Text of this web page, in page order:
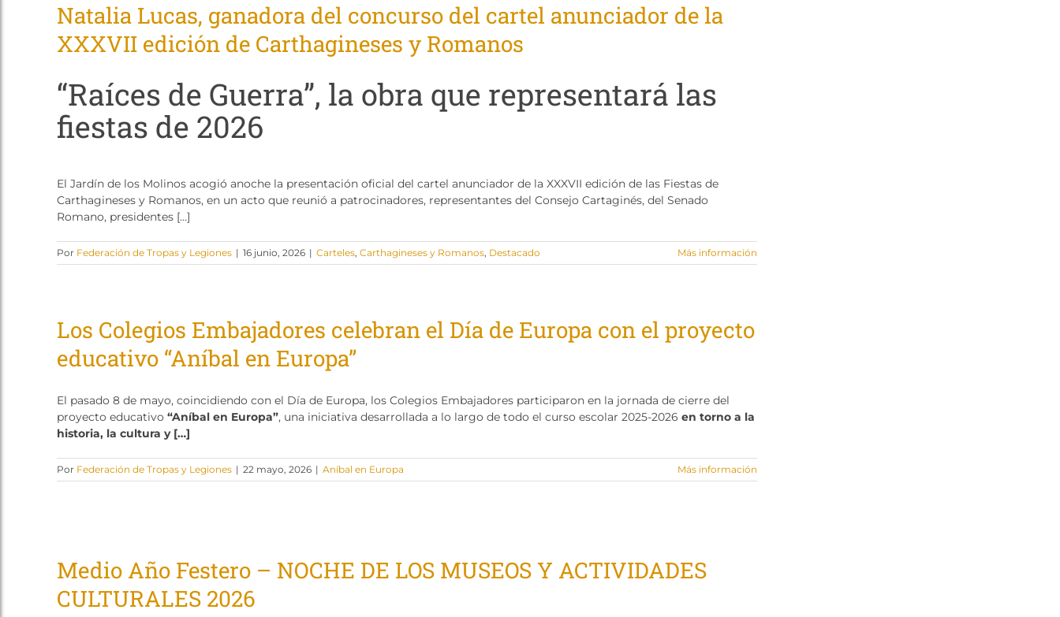
Natalia Lucas, ganadora del concurso del cartel anunciador de la
XXXVII edición de Carthagineses y Romanos
“Raíces de Guerra”, la obra que representará las
fiestas de 2026
El Jardín de los Molinos acogió anoche la presentación oficial del cartel anunciador de la XXXVII edición de las Fiestas de
Carthagineses y Romanos, en un acto que reunió a patrocinadores, representantes del Consejo Cartaginés, del Senado
Romano, presidentes […]
Por Federación de Tropas y Legiones | 16 junio, 2026 | Carteles Carthagineses y Romanos Destacado Más información
Los Colegios Embajadores celebran el Día de Europa con el proyecto
educativo “Aníbal en Europa”
El pasado 8 de mayo, coincidiendo con el Día de Europa, los Colegios Embajadores participaron en la jornada de cierre del
proyecto educativo “Aníbal en Europa”, una iniciativa desarrollada a lo largo de todo el curso escolar 2025-2026 en torno a la
historia, la cultura y […]
Por Federación de Tropas y Legiones | 22 mayo, 2026 | Aníbal en Europa Más información
Medio Año Festero – NOCHE DE LOS MUSEOS Y ACTIVIDADES
CULTURALES 2026